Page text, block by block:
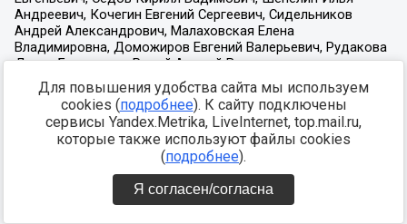
Для повышения удобства сайта мы используем
cookies (подробнее). К сайту подключены
сервисы Yandex.Metrika, LiveInternet, top.mail.ru,
которые также используют файлы cookies
(подробнее).
Я согласен/согласна